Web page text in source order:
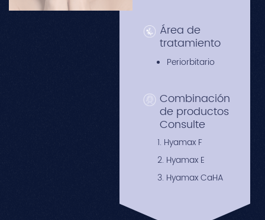
Área de
tratamiento
Periorbitario
Combinación
de productos
Consulte
1. Hyamax F
2. Hyamax E
3. Hyamax CaHA